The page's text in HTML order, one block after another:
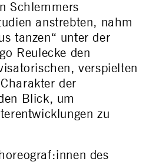
Schlemmers
anstrebten, nahm
tanzen“ unter der
Reulecke den
verspielten
der
Blick, um
zu
des